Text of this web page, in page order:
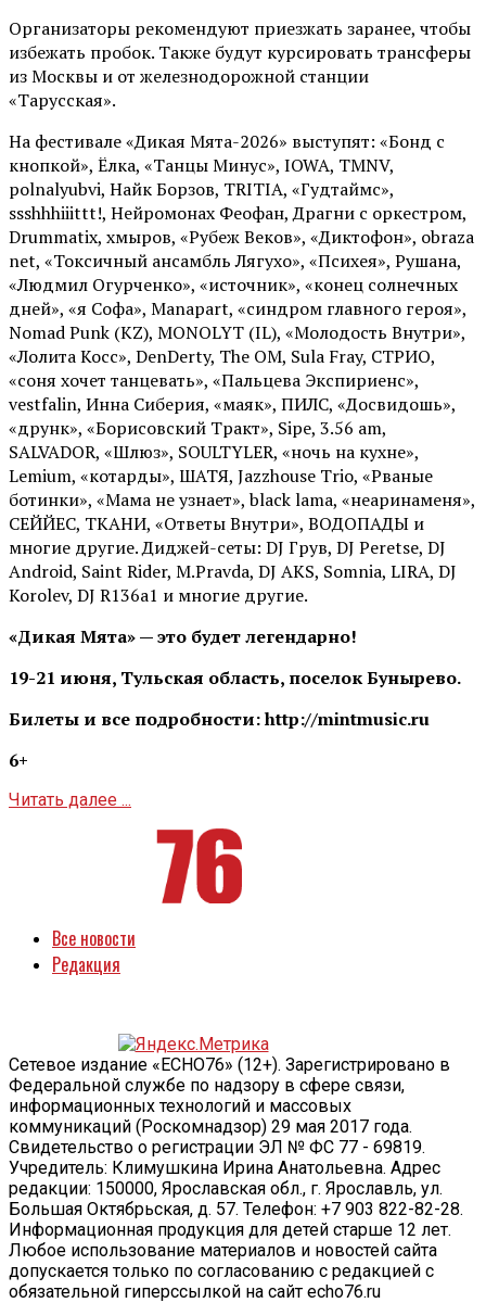
Организаторы рекомендуют приезжать заранее, чтобы
избежать пробок. Также будут курсировать трансферы
из Москвы и от железнодорожной станции
«Тарусская».
На фестивале «Дикая Мята-2026» выступят: «Бонд с
кнопкой», Ёлка, «Танцы Минус», IOWA, TMNV,
polnalyubvi, Найк Борзов, TRITIA, «Гудтаймс»,
ssshhhiiittt!, Нейромонах Феофан, Драгни с оркестром,
Drummatix, хмыров, «Рубеж Веков», «Диктофон», obraza
net, «Токсичный ансамбль Лягухо», «Психея», Рушана,
«Людмил Огурченко», «источник», «конец солнечных
дней», «я Софа», Manapart, «синдром главного героя»,
Nomad Punk (KZ), MONOLYT (IL), «Молодость Внутри»,
«Лолита Косс», DenDerty, The OM, Sula Fray, СТРИО,
«соня хочет танцевать», «Пальцева Экспириенс»,
vestfalin, Инна Сиберия, «маяк», ПИЛС, «Досвидошь»,
«друнк», «Борисовский Тракт», Sipe, 3.56 am,
SALVADOR, «Шлюз», SOULTYLER, «ночь на кухне»,
Lemium, «котарды», ШАТЯ, Jazzhouse Trio, «Рваные
ботинки», «Мама не узнает», black lama, «неаринаменя»,
СЕЙЙЕС, ТКАНИ, «Ответы Внутри», ВОДОПАДЫ и
многие другие. Диджей-сеты: DJ Грув, DJ Peretse, DJ
Android, Saint Rider, М.Pravda, DJ AKS, Somnia, LIRA, DJ
Korolev, DJ R136a1 и многие другие.
«Дикая Мята» — это будет легендарно!
19-21 июня, Тульская область, поселок Бунырево.
Билеты и все подробности: http://mintmusic.ru
6+
Читать далее ...
Все новости
Редакция
Сетевое издание «ECHO76» (12+). Зарегистрировано в
Федеральной службе по надзору в сфере связи,
информационных технологий и массовых
коммуникаций (Роскомнадзор) 29 мая 2017 года.
Свидетельство о регистрации ЭЛ № ФС 77 - 69819.
Учредитель: Климушкина Ирина Анатольевна. Адрес
редакции: 150000, Ярославская обл., г. Ярославль, ул.
Большая Октябрьская, д. 57. Телефон: +7 903 822-82-28.
Информационная продукция для детей старше 12 лет.
Любое использование материалов и новостей сайта
допускается только по согласованию с редакцией с
обязательной гиперссылкой на сайт echo76.ru